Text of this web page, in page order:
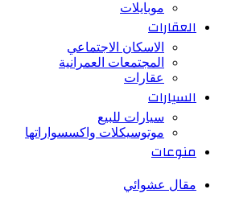
موبايلات
العقارات
الاسكان الاجتماعي
المجتمعات العمرانية
عقارات
السيارات
سيارات للبيع
موتوسيكلات واكسسواراتها
منوعات
مقال عشوائي